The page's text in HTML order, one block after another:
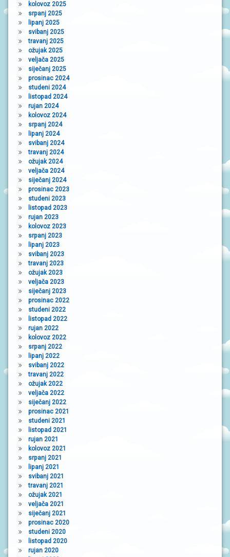
kolovoz 2025
srpanj 2025
lipanj 2025
svibanj 2025
travanj 2025
ožujak 2025
veljača 2025
siječanj 2025
prosinac 2024
studeni 2024
listopad 2024
rujan 2024
kolovoz 2024
srpanj 2024
lipanj 2024
svibanj 2024
travanj 2024
ožujak 2024
veljača 2024
siječanj 2024
prosinac 2023
studeni 2023
listopad 2023
rujan 2023
kolovoz 2023
srpanj 2023
lipanj 2023
svibanj 2023
travanj 2023
ožujak 2023
veljača 2023
siječanj 2023
prosinac 2022
studeni 2022
listopad 2022
rujan 2022
kolovoz 2022
srpanj 2022
lipanj 2022
svibanj 2022
travanj 2022
ožujak 2022
veljača 2022
siječanj 2022
prosinac 2021
studeni 2021
listopad 2021
rujan 2021
kolovoz 2021
srpanj 2021
lipanj 2021
svibanj 2021
travanj 2021
ožujak 2021
veljača 2021
siječanj 2021
prosinac 2020
studeni 2020
listopad 2020
rujan 2020